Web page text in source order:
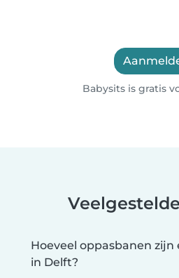
Babysits is gratis
Hoeveel oppasbanen zijn
in Delft?